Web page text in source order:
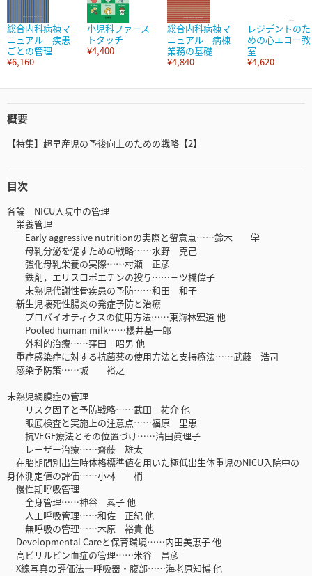
総合内科病棟マ
ニュアル 疾患
ごとの管理
¥6,160
小児科ファース
トタッチ
¥4,400
総合内科病棟マ
ニュアル 病棟
業務の基礎
¥4,840
レジデントのた
めの心エコー教
室
¥4,620
概要
【特集】超早産児の予後向上のための戦略【2】
目次
各論 NICU入院中の管理
栄養管理
Early aggressive nutritionの実際と留意点……鈴木 学
母乳分泌を促すための戦略……水野 克己
強化母乳栄養の実際……村瀬 正彦
鉄剤，エリスロポエチンの投与……三ツ橋偉子
未熟児代謝性骨疾患の予防……和田 和子
新生児壊死性腸炎の発症予防と治療
プロバイオティクスの使用方法……東海林宏道 他
Pooled human milk……櫻井基一郎
外科的治療……窪田 昭男 他
重症感染症に対する抗菌薬の使用方法と支持療法……武藤 浩司
感染予防策……城 裕之
未熟児網膜症の管理
リスク因子と予防戦略……武田 祐介 他
眼底検査と実施上の注意点……福原 里恵
抗VEGF療法とその位置づけ……清田眞理子
レーザー治療……齋藤 雄太
在胎期間別出生時体格標準値を用いた極低出生体重児のNICU入院中の
身体測定値の評価……小林 梢
慢性期呼吸管理
全身管理……神谷 素子 他
人工呼吸管理……和佐 正紀 他
無呼吸の管理……木原 裕貴 他
Developmental Careと保育環境……内田美恵子 他
高ビリルビン血症の管理……米谷 昌彦
X線写真の評価法―呼吸器・腹部……海老原知博 他